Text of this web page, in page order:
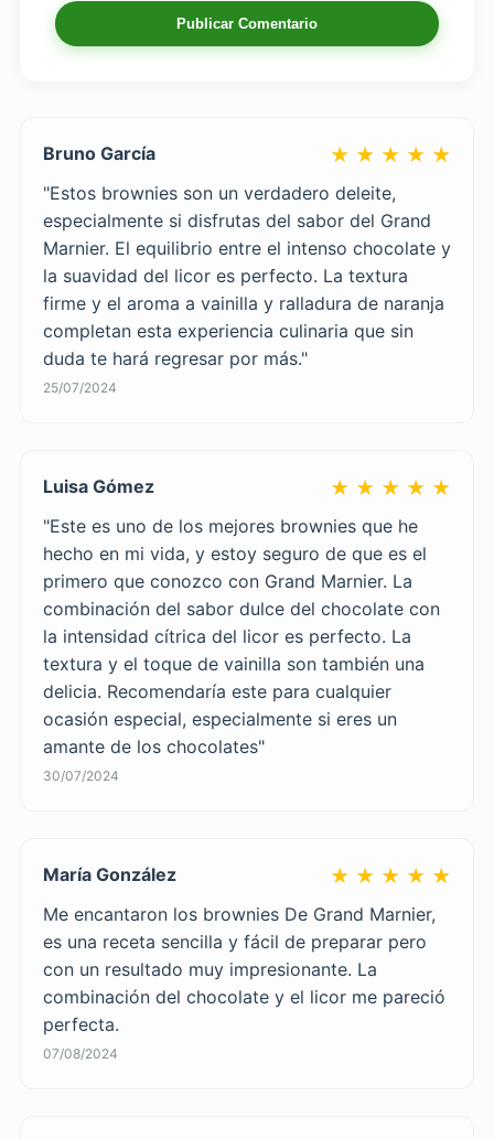
Publicar Comentario
Bruno García ★ ★ ★ ★ ★
"Estos brownies son un verdadero deleite,
especialmente si disfrutas del sabor del Grand
Marnier. El equilibrio entre el intenso chocolate y
la suavidad del licor es perfecto. La textura
firme y el aroma a vainilla y ralladura de naranja
completan esta experiencia culinaria que sin
duda te hará regresar por más."
25/07/2024
Luisa Gómez ★ ★ ★ ★ ★
"Este es uno de los mejores brownies que he
hecho en mi vida, y estoy seguro de que es el
primero que conozco con Grand Marnier. La
combinación del sabor dulce del chocolate con
la intensidad cítrica del licor es perfecto. La
textura y el toque de vainilla son también una
delicia. Recomendaría este para cualquier
ocasión especial, especialmente si eres un
amante de los chocolates"
30/07/2024
María González ★ ★ ★ ★ ★
Me encantaron los brownies De Grand Marnier,
es una receta sencilla y fácil de preparar pero
con un resultado muy impresionante. La
combinación del chocolate y el licor me pareció
perfecta.
07/08/2024